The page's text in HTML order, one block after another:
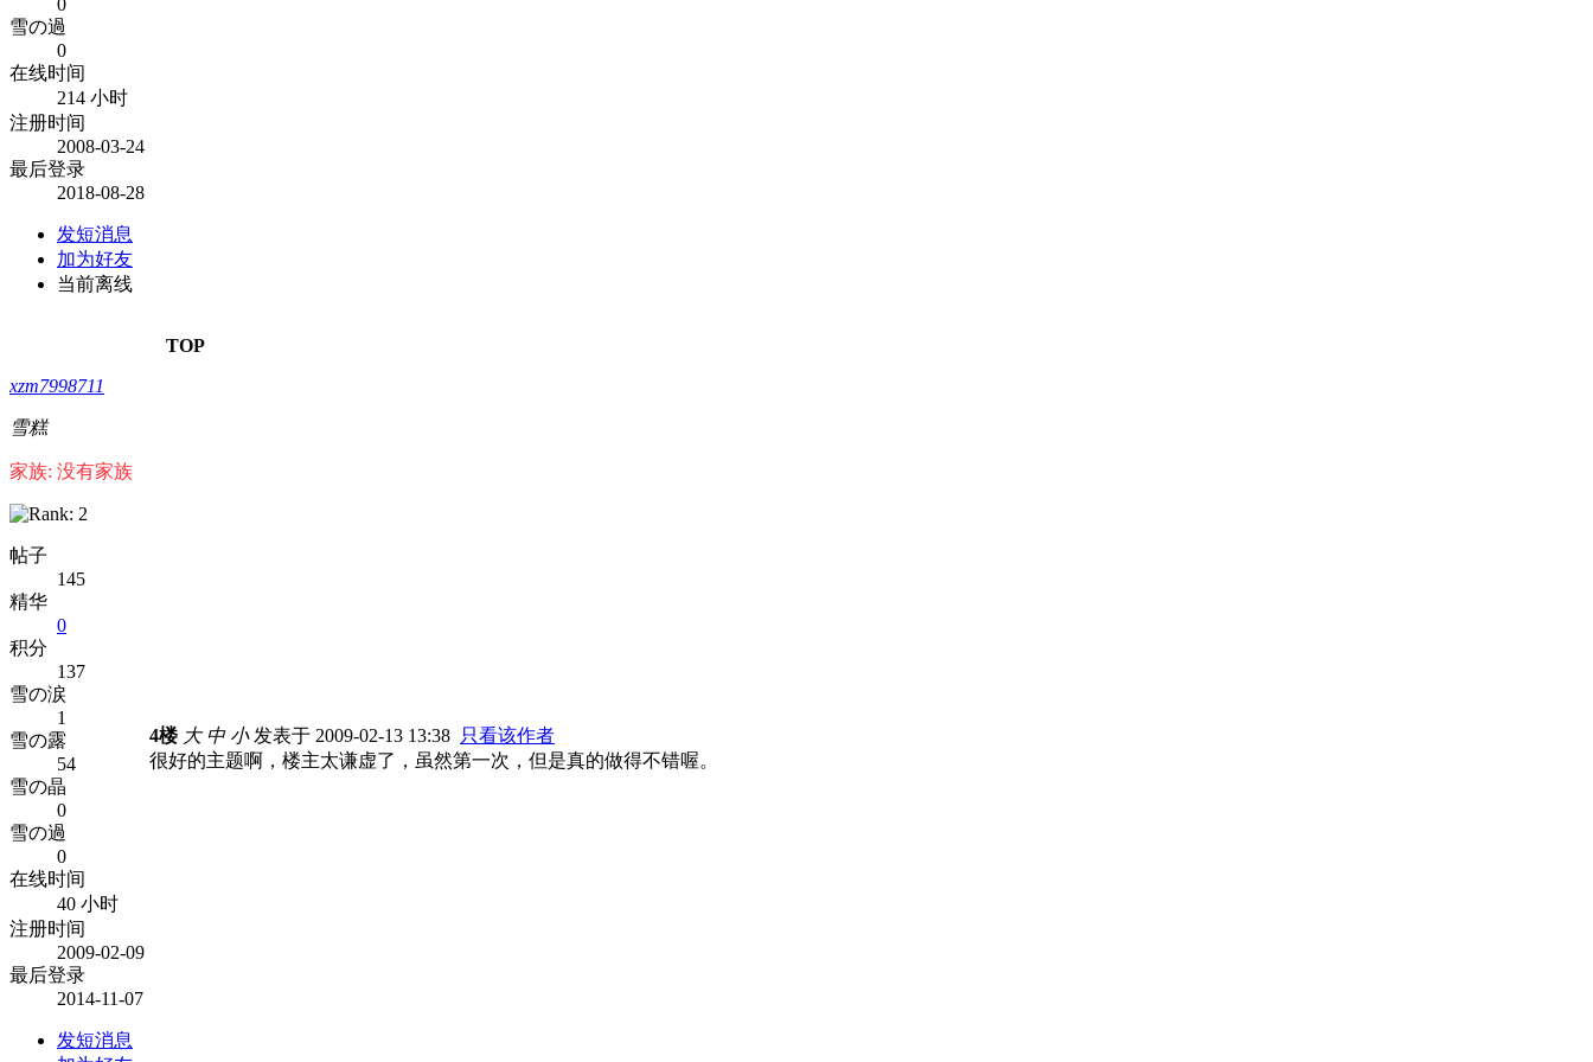
雪の過
0
在线时间
214 小时
注册时间
2008-03-24
最后登录
2018-08-28
发短消息
加为好友
当前离线
TOP
xzm7998711
雪糕
家族: 没有家族
帖子
145
精华
0
积分
137
雪の涙
1
雪の露
54
雪の晶
0
雪の過
0
在线时间
40 小时
注册时间
2009-02-09
最后登录
2014-11-07
发短消息
4楼 大 中 小发表于 2009-02-13 13:38 只看该作者
很好的主题啊，楼主太谦虚了，虽然第一次，但是真的做得不错喔。